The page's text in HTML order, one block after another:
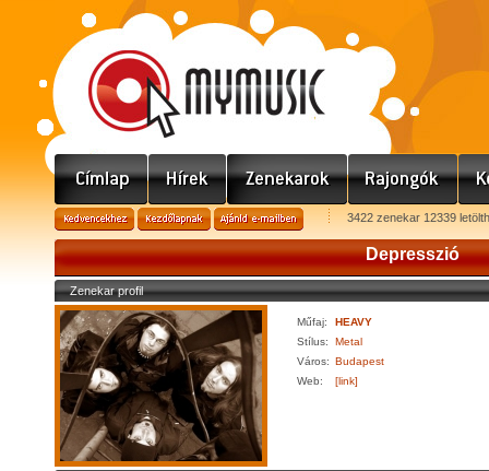
3422 zenekar 12339
Depresszió
Zenekar profil
Műfaj:
HEAVY
Stílus:
Metal
Város: Budapest
Web:
[link]